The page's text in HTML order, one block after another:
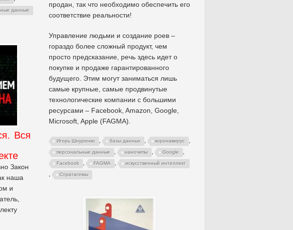
данные
продан, так что необходимо обеспечить его
соответствие реальности!
Управление людьми и создание роев –
гораздо более сложный продукт, чем
просто предсказание, речь здесь идет о
покупке и продаже гарантированного
будущего. Этим могут заниматься лишь
самые крупные, самые продвинутые
технологические компании с большими
ресурсами – Facebook, Amazon, Google,
Microsoft, Apple (FAGMA).
Игорь Шнуренко , базы данных , коронавирус ,
персональные данные , наночипы , Google ,
Facebook , FAGMA , искусственный интеллект
, Стратагемы
Вся
Закон
наша
и